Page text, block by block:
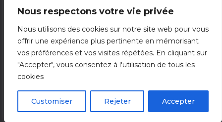
Nous respectons votre vie privée
Nous utilisons des cookies sur notre site web pour vous
offrir une expérience plus pertinente en mémorisant
vos préférences et vos visites répétées. En cliquant sur
"Accepter", vous consentez à l'utilisation de tous les
cookies
Customiser Rejeter Accepter
Nous contacter
Nous écrire
© 2026 Tisseurs d’Impact – Label VieCookies
Mentions légales
RGPD